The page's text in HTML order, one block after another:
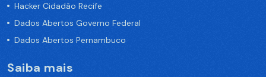
Hacker Cidadão Recife
Dados Abertos Governo Federal
Dados Abertos Pernambuco
Saiba mais